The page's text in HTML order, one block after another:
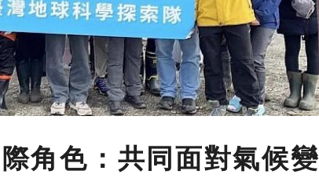
角色：共同面對氣候變